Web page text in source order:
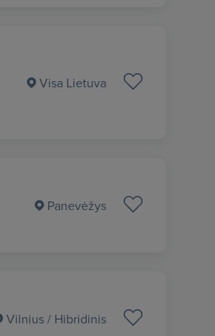
Visa Lietuva
Panevėžys
Vilnius/ Hibridinis